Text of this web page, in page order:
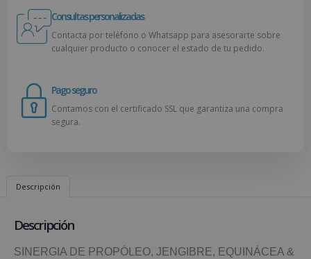
Consultas personalizadas
Contacta por teléfono o Whatsapp para asesorarte sobre
cualquier producto o conocer el estado de tu pedido.
Pago seguro
Contamos con el certificado SSL que garantiza una compra
segura.
Descripción
Descripción
SINERGIA DE PROPÓLEO, JENGIBRE, EQUINÁCEA &